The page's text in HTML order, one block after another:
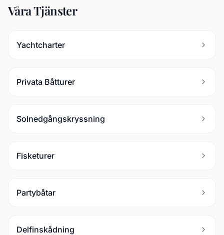
Våra Tjänster
Yachtcharter
Privata Båtturer
Solnedgångskryssning
Fisketurer
Partybåtar
Delfinskådning